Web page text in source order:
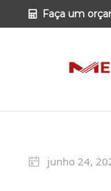
Faça um
junho 24,